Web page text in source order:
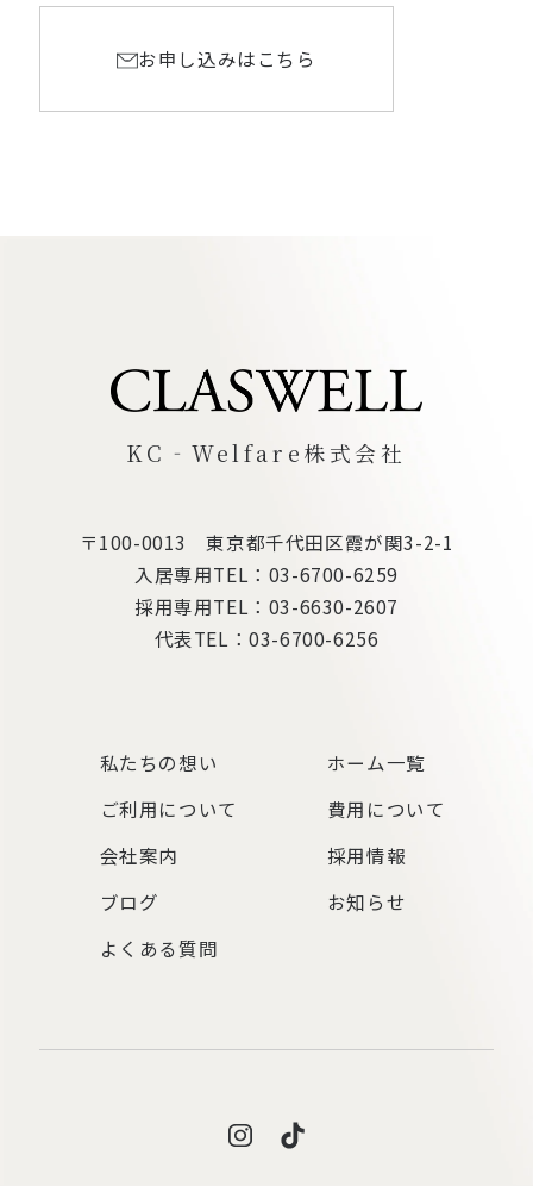
お申し込みはこちら
KC‐Welfare株式会社
〒100-0013 東京都千代田区霞が関3-2-1
入居専用TEL： 03-6700-6259
採用専用TEL： 03-6630-2607
代表TEL：03-6700-6256
私たちの想い
ホーム一覧
ご利用について
費用について
会社案内
採用情報
ブログ
お知らせ
よくある質問